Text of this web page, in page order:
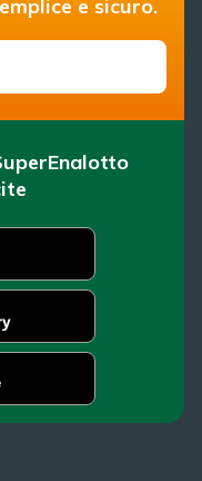
e sicuro.